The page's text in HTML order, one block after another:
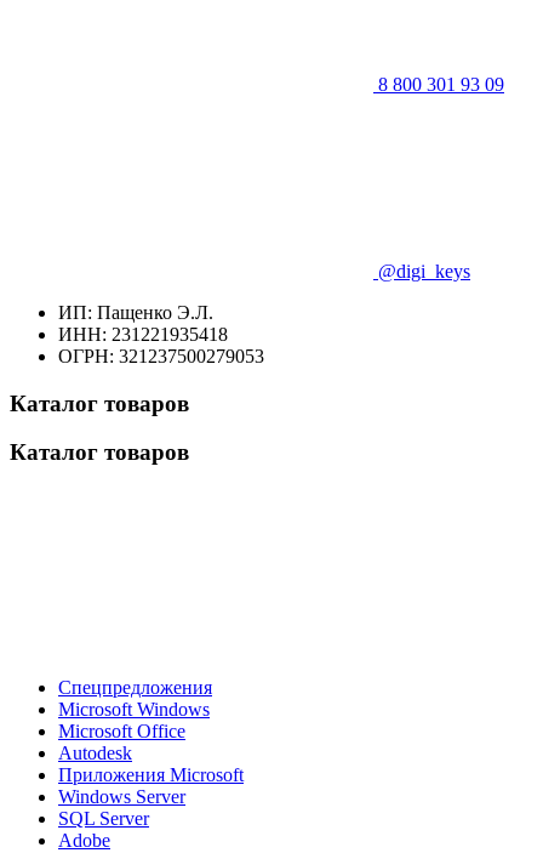
8 800 301 93 09
@digi_keys
ИП: Пащенко Э.Л.
ИНН: 231221935418
ОГРН: 321237500279053
Каталог товаров
Каталог товаров
Спецпредложения
Microsoft Windows
Microsoft Office
Autodesk
Приложения Microsoft
Windows Server
SQL Server
Adobe